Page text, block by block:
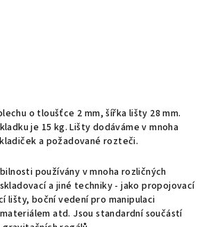
o tloušťce 2 mm, šířka lišty 28 mm.
je 15 kg. Lišty dodáváme v mnoha
a požadované rozteči.
používány v mnoha rozličných
a jiné techniky - jako propojovací
lišty, boční vedení pro manipulaci
atd. Jsou standardní součástí